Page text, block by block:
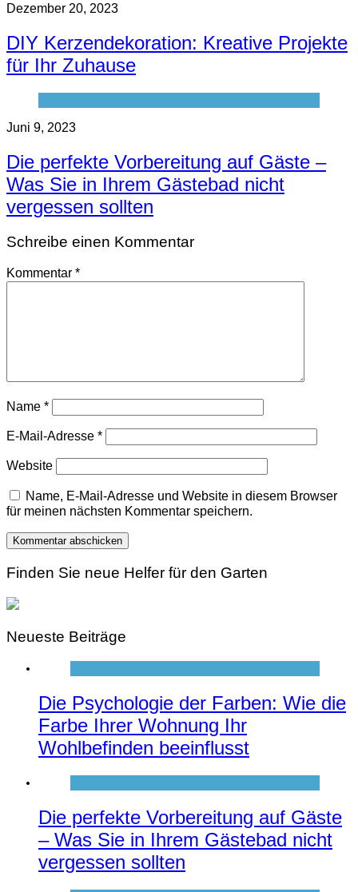
Dezember 20, 2023
DIY Kerzendekoration: Kreative Projekte
für Ihr Zuhause
Juni 9, 2023
Die perfekte Vorbereitung auf Gäste –
Was Sie in Ihrem Gästebad nicht
vergessen sollten
Schreibe einen Kommentar
Kommentar *
Name *
E-Mail-Adresse *
Website
Name, E-Mail-Adresse und Website in diesem Browser
für meinen nächsten Kommentar speichern.
Finden Sie neue Helfer für den Garten
Neueste Beiträge
Die Psychologie der Farben: Wie die
Farbe Ihrer Wohnung Ihr
Wohlbefinden beeinflusst
Die perfekte Vorbereitung auf Gäste
– Was Sie in Ihrem Gästebad nicht
vergessen sollten